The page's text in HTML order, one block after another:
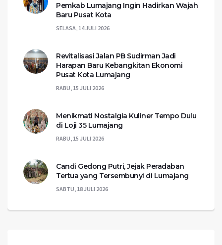
Pemkab Lumajang Ingin Hadirkan Wajah
Baru Pusat Kota
SELASA, 14 JULI 2026
Revitalisasi Jalan PB Sudirman Jadi
Harapan Baru Kebangkitan Ekonomi
Pusat Kota Lumajang
RABU, 15 JULI 2026
Menikmati Nostalgia Kuliner Tempo Dulu
di Loji 35 Lumajang
RABU, 15 JULI 2026
Candi Gedong Putri, Jejak Peradaban
Tertua yang Tersembunyi di Lumajang
SABTU, 18 JULI 2026